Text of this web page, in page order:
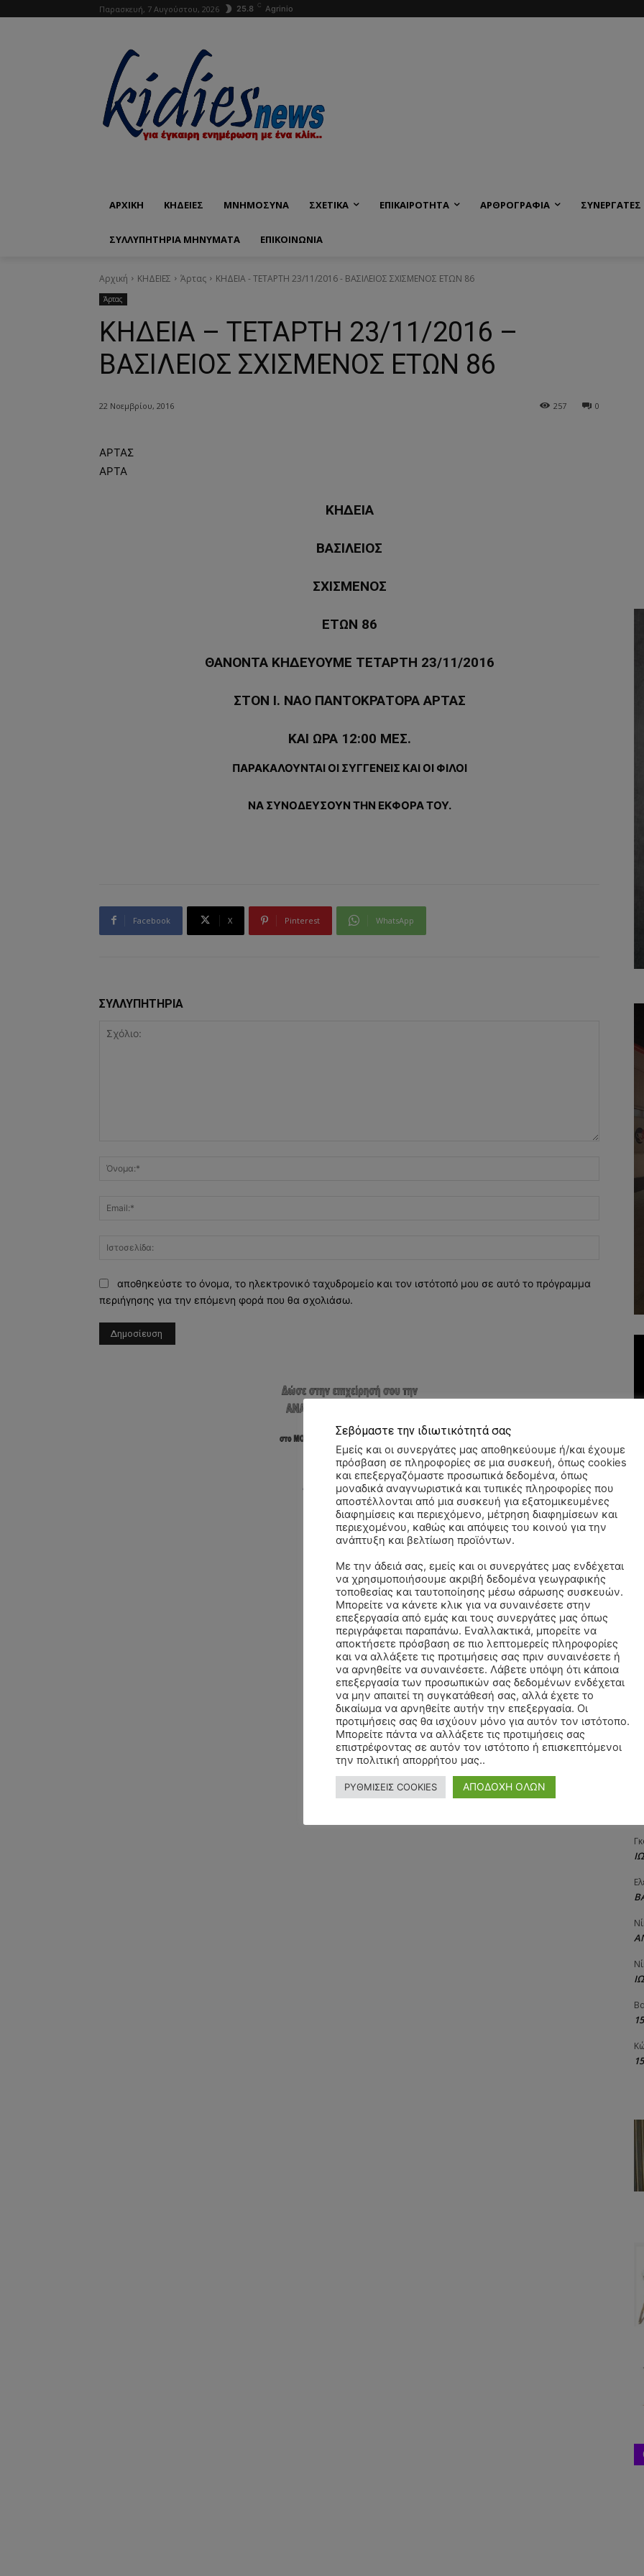
Παρασκευή, 7 Αυγούστου, 2026 25.8 C Agrinio
ΑΡΧΙΚΗ ΚΗΔΕΙΕΣ ΜΝΗΜΟΣΥΝΑ ΣΧΕΤΙΚΑ ΕΠΙΚΑΙΡΟΤΗΤΑ ΑΡΘΡΟΓΡΑΦΙΑ ΣΥΝΕΡΓΑΤΕΣ
ΣΥΛΛΥΠΗΤΗΡΙΑ ΜΗΝΥΜΑΤΑ ΕΠΙΚΟΙΝΩΝΊΑ
Αρχική ΚΗΔΕΙΕΣ Άρτας ΚΗΔΕΙΑ - ΤΕΤΑΡΤΗ 23/11/2016 - ΒΑΣΙΛΕΙΟΣ ΣΧΙΣΜΕΝΟΣ ΕΤΩΝ 86
Άρτας
ΚΗΔΕΙΑ – ΤΕΤΑΡΤΗ 23/11/2016 –
ΒΑΣΙΛΕΙΟΣ ΣΧΙΣΜΕΝΟΣ ΕΤΩΝ 86
22 Νοεμβρίου, 2016 0
257
ΑΡΤΑΣ
ΑΡΤΑ
ΚΗΔΕΙΑ
ΒΑΣΙΛΕΙΟΣ
ΣΧΙΣΜΕΝΟΣ
ΕΤΩΝ 86
ΘΑΝΟΝΤΑ ΚΗΔΕΥΟΥΜΕ ΤΕΤΑΡΤΗ 23/11/2016
ΣΤΟΝ Ι. ΝΑΟ ΠΑΝΤΟΚΡΑΤΟΡΑ ΑΡΤΑΣ
ΚΑΙ ΩΡΑ 12:00 ΜΕΣ.
ΠΑΡΑΚΑΛΟΥΝΤΑΙ ΟΙ ΣΥΓΓΕΝΕΙΣ ΚΑΙ ΟΙ ΦΙΛΟΙ
ΝΑ ΣΥΝΟΔΕΥΣΟΥΝ ΤΗΝ ΕΚΦΟΡΑ ΤΟΥ.
Facebook X Pinterest WhatsApp
ΣΥΛΛΥΠΗΤΗΡΙΑ
αποθηκεύστε το όνομα, το ηλεκτρονικό ταχυδρομείο και τον ιστότοπό μου σε αυτό το πρόγραμμα
περιήγησης για την επόμενη φορά που θα σχολιάσω.
Σεβόμαστε την ιδιωτικότητά σας
Εμείς και οι συνεργάτες μας αποθηκεύουμε ή/και έχουμε
πρόσβαση σε πληροφορίες σε μια συσκευή, όπως cookies
και επεξεργαζόμαστε προσωπικά δεδομένα, όπως
μοναδικά αναγνωριστικά και τυπικές πληροφορίες που
αποστέλλονται από μια συσκευή για εξατομικευμένες
διαφημίσεις και περιεχόμενο, μέτρηση διαφημίσεων και
περιεχομένου, καθώς και απόψεις του κοινού για την
ανάπτυξη και βελτίωση προϊόντων.
Με την άδειά σας, εμείς και οι συνεργάτες μας ενδέχεται
να χρησιμοποιήσουμε ακριβή δεδομένα γεωγραφικής
τοποθεσίας και ταυτοποίησης μέσω σάρωσης συσκευών.
Μπορείτε να κάνετε κλικ για να συναινέσετε στην
επεξεργασία από εμάς και τους συνεργάτες μας όπως
περιγράφεται παραπάνω. Εναλλακτικά, μπορείτε να
αποκτήσετε πρόσβαση σε πιο λεπτομερείς πληροφορίες
και να αλλάξετε τις προτιμήσεις σας πριν συναινέσετε ή
να αρνηθείτε να συναινέσετε. Λάβετε υπόψη ότι κάποια
επεξεργασία των προσωπικών σας δεδομένων ενδέχεται
να μην απαιτεί τη συγκατάθεσή σας, αλλά έχετε το
δικαίωμα να αρνηθείτε αυτήν την επεξεργασία. Οι
προτιμήσεις σας θα ισχύουν μόνο για αυτόν τον ιστότοπο.
Μπορείτε πάντα να αλλάξετε τις προτιμήσεις σας
επιστρέφοντας σε αυτόν τον ιστότοπο ή επισκεπτόμενοι
την πολιτική απορρήτου μας..
ΡΥΘΜΙΣΕΙΣ COOKIES ΑΠΟΔΟΧΗ ΟΛΩΝ